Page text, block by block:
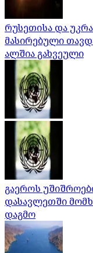
რუსეთისა და
მასირებული
ალშია გახვეული
გაეროს
დასავლეთში
დაგმო